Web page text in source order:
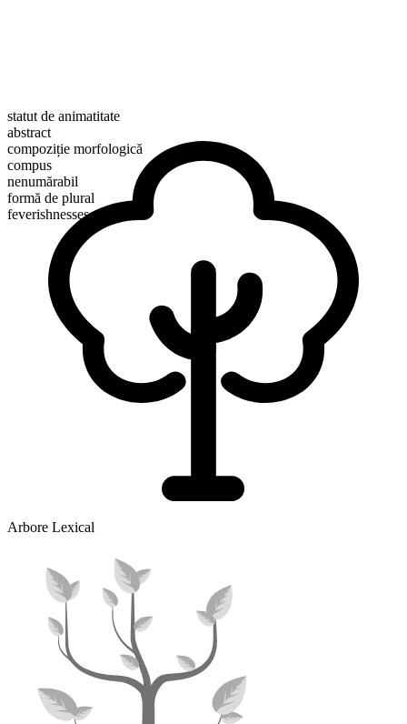
statut de animatitate
abstract
compoziție morfologică
compus
nenumărabil
formă de plural
feverishnesses
Arbore Lexical